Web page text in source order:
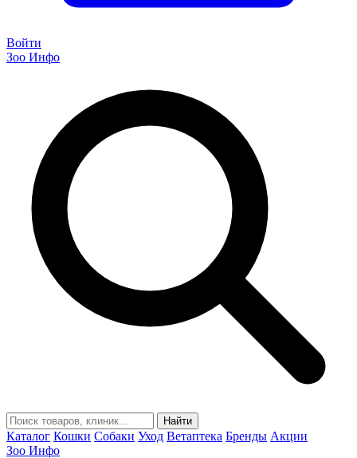
Войти
Зоо Инфо
Найти
Каталог Кошки Собаки Уход Ветаптека Бренды Акции
Зоо Инфо